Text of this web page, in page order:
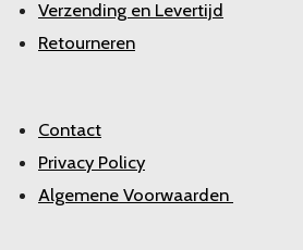
Verzending en Levertijd
Retourneren
Contact
Privacy Policy
Algemene Voorwaarden